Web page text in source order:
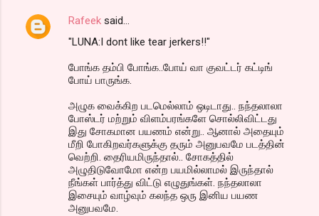
Rafeek said…
"LUNA:I dont like tear jerkers!!"
போங்க தம்பி போங்க..போய் வா குவட்டர் கட்டிங்
போய் பாருங்க.
அழுக வைக்கிற படமெல்லாம் ஒடிடாது.. நந்தலாலா
போஸ்டர் மற்றும் விளம்பரங்களே சொல்லிவிட்டது
இது சோகமான பயணம் என்று.. ஆனால் அதையும்
மீறி போகிறவர்களுக்கு தரும் அனுபவமே படத்தின்
வெற்றி. தைரியமிருந்தால்.. சோகத்தில்
அழுதிடுவோமோ என்ற பயமில்லாமல் இருந்தால்
நீங்கள் பார்த்து விட்டு எழுதுங்கள். நந்தலாலா
இசையும் வாழ்வும் கலந்த ஒரு இனிய பயண
அனுபவமே.